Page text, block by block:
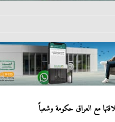
مع العراق حكومة وشعباً